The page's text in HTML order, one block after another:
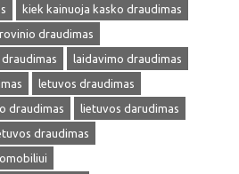
kiek kainuoja kasko draudimas
draudimas
draudimas
laidavimo draudimas
letuvos draudimas
draudimas
lietuvos darudimas
draudimas